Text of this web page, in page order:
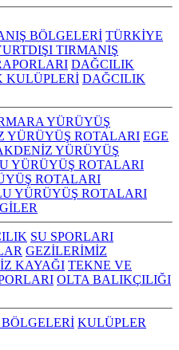
BÖLGELERİ TÜRKİYE
TIRMANIŞ
DAĞCILIK
KULÜPLERİ DAĞCILIK
YÜRÜYÜŞ
YÜRÜYÜŞ ROTALARI EGE
YÜRÜYÜŞ
YÜRÜYÜŞ ROTALARI
ROTALARI
YÜRÜYÜŞ ROTALARI
SU SPORLARI
GEZİLERİMİZ
KAYAĞI TEKNE VE
OLTA BALIKÇILIĞI
KULÜPLER